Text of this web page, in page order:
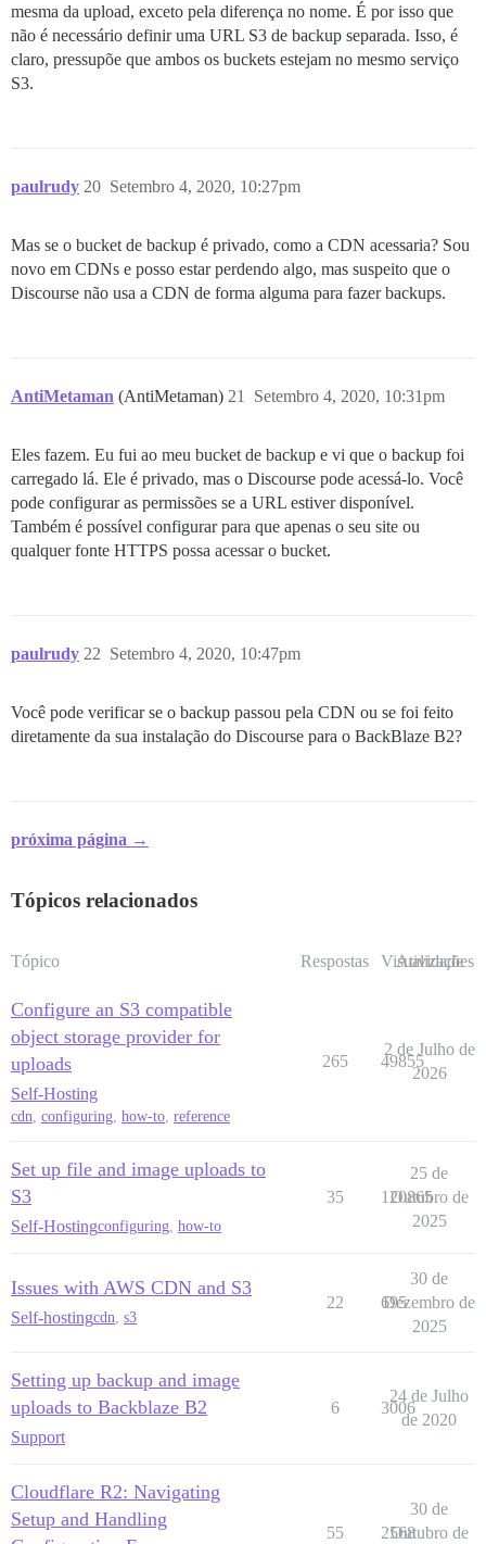
mesma da upload, exceto pela diferença no nome. É por isso que
não é necessário definir uma URL S3 de backup separada. Isso, é
claro, pressupõe que ambos os buckets estejam no mesmo serviço
S3.
paulrudy Setembro 4, 2020, 10:27pm
20
Mas se o bucket de backup é privado, como a CDN acessaria? Sou
novo em CDNs e posso estar perdendo algo, mas suspeito que o
Discourse não usa a CDN de forma alguma para fazer backups.
AntiMetaman (AntiMetaman) Setembro 4, 2020, 10:31pm
21
Eles fazem. Eu fui ao meu bucket de backup e vi que o backup foi
carregado lá. Ele é privado, mas o Discourse pode acessá-lo. Você
pode configurar as permissões se a URL estiver disponível.
Também é possível configurar para que apenas o seu site ou
qualquer fonte HTTPS possa acessar o bucket.
paulrudy Setembro 4, 2020, 10:47pm
22
Você pode verificar se o backup passou pela CDN ou se foi feito
diretamente da sua instalação do Discourse para o BackBlaze B2?
próxima página →
Tópicos relacionados
Tópico Respostas Visualizações
Atividade
Configure an S3 compatible
object storage provider for
uploads
Self-Hosting
cdn configuring how-to reference
265 49855
2 de Julho de
2026
Set up file and image uploads to
S3
Self-Hostingconfiguring, how-to
35 120865
25 de
Outubro de
2025
Issues with AWS CDN and S3
Self-hostingcdn, s3
22 695
30 de
Dezembro de
2025
Setting up backup and image
uploads to Backblaze B2
Support
6 3006
24 de Julho
de 2020
Cloudflare R2: Navigating
Setup and Handling
55 2568
30 de
Outubro de